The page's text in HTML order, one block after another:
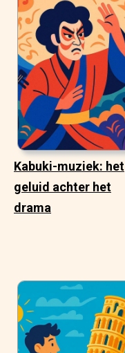
Kabuki-muziek: het
geluid achter het
drama